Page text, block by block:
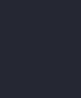
しゅくし
くしゅケ